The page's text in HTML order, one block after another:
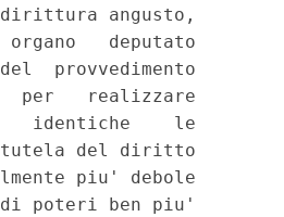
angusto,
deputato
provvedimento
per   realizzare
identiche    le
tutela del diritto
piu' debole
poteri ben piu'